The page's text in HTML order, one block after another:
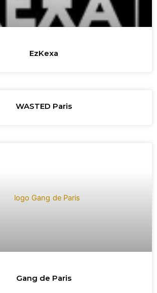
EzKexa
WASTED Paris
Gang de Paris